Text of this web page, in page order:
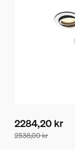
2538,00 kr
2284,20 kr